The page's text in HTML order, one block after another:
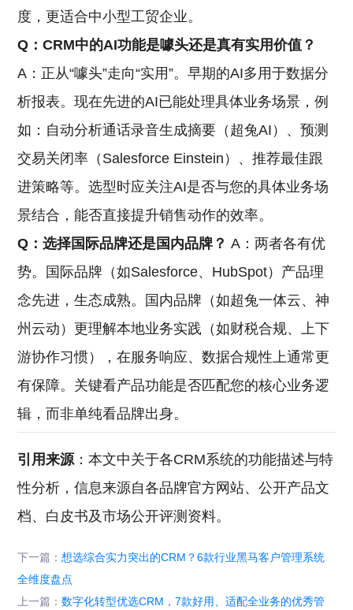
度，更适合中小型工贸企业。
Q：CRM中的AI功能是噱头还是真有实用价值？
A：正从“噱头”走向“实用”。早期的AI多用于数据分
析报表。现在先进的AI已能处理具体业务场景，例
如：自动分析通话录音生成摘要（超兔AI）、预测
交易关闭率（Salesforce Einstein）、推荐最佳跟
进策略等。选型时应关注AI是否与您的具体业务场
景结合，能否直接提升销售动作的效率。
Q：选择国际品牌还是国内品牌？ A：两者各有优
势。国际品牌（如Salesforce、HubSpot）产品理
念先进，生态成熟。国内品牌（如超兔一体云、神
州云动）更理解本地业务实践（如财税合规、上下
游协作习惯），在服务响应、数据合规性上通常更
有保障。关键看产品功能是否匹配您的核心业务逻
辑，而非单纯看品牌出身。
引用来源：本文中关于各CRM系统的功能描述与特
性分析，信息来源自各品牌官方网站、公开产品文
档、白皮书及市场公开评测资料。
下一篇：想选综合实力突出的CRM？6款行业黑马客户管理系统
全维度盘点
上一篇：数字化转型优选CRM，7款好用、适配全业务的优秀管